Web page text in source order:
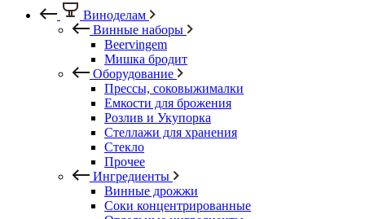
Виноделам
Винные наборы
Beervingem
Мишка бродит
Оборудование
Прессы, соковыжималки
Емкости для брожения
Розлив и Укупорка
Стеллажи для хранения
Стекло
Прочее
Ингредиенты
Винные дрожжи
Соки концентрированные